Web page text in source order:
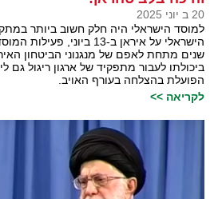
20 ב יוני 2025
למוסד הישראלי היה חלק חשוב ביותר
הישראלי על איראן ב-13
שנים מתחת לאפם של מנגנוני הביטחון
ביכולתו לעבור מתפקיד של ארגון ריגול גם
הפועלת בהצלחה בעורף האויב.
לקריאה >>